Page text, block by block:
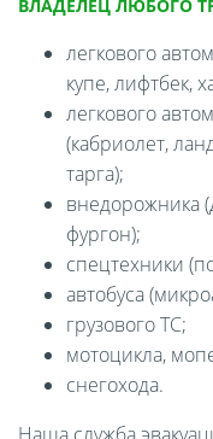
ВЛАДЕЛЕЦ ЛЮБОГО
легкового
купе, лифтбек,
легкового
(кабриолет,
тарга);
внедорожника
фургон);
спецтехники
автобуса
грузового ТС;
мотоцикла,
снегохода.